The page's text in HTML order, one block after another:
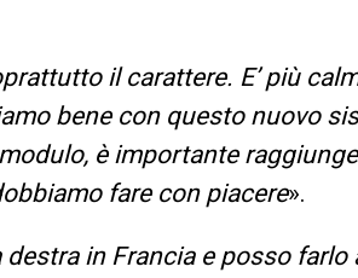
il carattere. E’ più
bene con questo nuovo
è importante
fare con piacere».
in Francia e posso farlo